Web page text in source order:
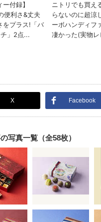
X Facebook
写真一覧（全58枚）